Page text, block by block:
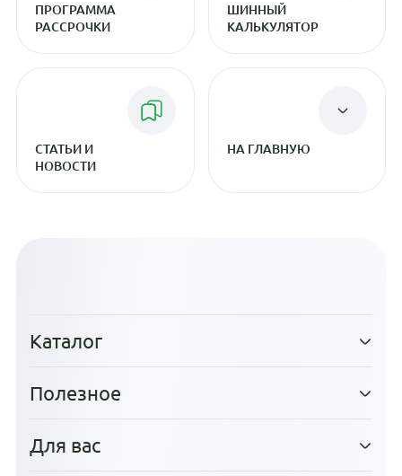
ПРОГРАММА
РАССРОЧКИ
ШИННЫЙ
КАЛЬКУЛЯТОР
СТАТЬИ И
НОВОСТИ
НА ГЛАВНУЮ
Каталог
Полезное
Для вас